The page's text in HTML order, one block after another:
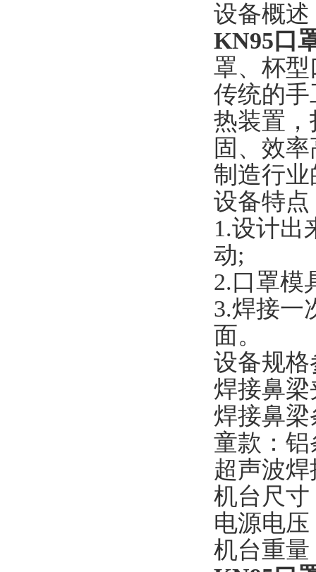
设备概述
KN95口
罩、杯
传统的
热装置
固、效
制造行
设备特点
1.设计出
动;
2.口罩模
3.焊接一
面。
设备规格
焊接鼻梁
焊接鼻梁
童款：铝
超声波
机台尺寸
电源电压
机台重量